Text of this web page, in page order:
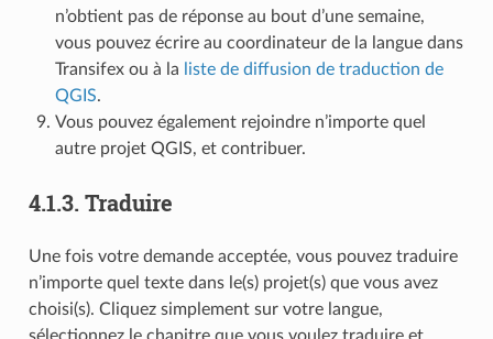
n’obtient pas de réponse au bout d’une semaine,
vous pouvez écrire au coordinateur de la langue dans
Transifex ou à la
liste de diffusion de traduction de
QGIS.
Vous pouvez également rejoindre n’importe quel
autre projet QGIS, et contribuer.
4.1.3. Traduire
Une fois votre demande acceptée, vous pouvez traduire
n’importe quel texte dans le(s) projet(s) que vous avez
choisi(s). Cliquez simplement sur votre langue,